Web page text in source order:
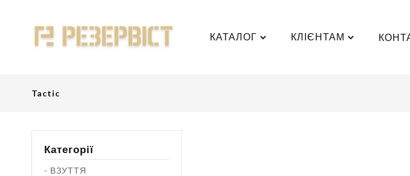
КАТАЛОГ КЛІЄНТАМ
Tactic
Категорії
- ВЗУТТЯ